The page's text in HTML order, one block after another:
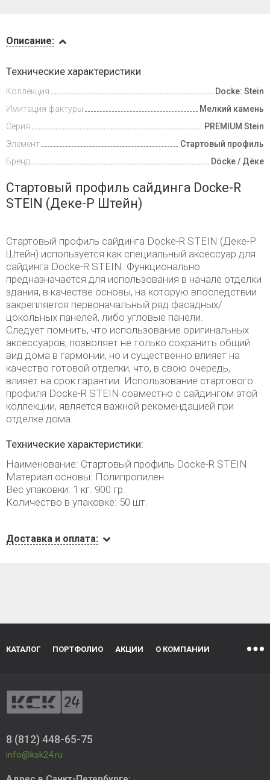
и оплата
Описание:
Технические характеристики
Коллекция
Docke: Stein
Имитация фактуры
Мелкий камень
Серия
PREMIUM Stein
Элемент
Стартовый профиль
Бренд
Döcke / Дёке
Стартовый профиль сайдинга Docke-R
STEIN (Деке-Р Штейн)
Стартовый профиль сайдинга Docke-R STEIN (Деке-Р
Штейн) используется как специальный аксессуар для
сайдинга Docke-R STEIN. Функционально
предназначается для использования в начале отделки
здания, в качестве основы, на которую впоследствии
закрепляется первоначальный ряд фасадных/
цокольных панелей, либо угловые панели.
Следует помнить, что использование оригинальных
аксессуаров, позволяет не только сохранить общий
вид дома в гармонии, но и существенно влияет на
качество готовой отделки, что, в свою очередь,
влияет на срок гарантии. Использование стартового
профиля Docke-R STEIN совместно с сайдингом этой
коллекции, является важной рекомендацией при
отделке дома.
Технические характеристики:
Наименование: Стартовый профиль Docke-R STEIN
Материал основы: Полипропилен
Вес упаковки: 1 кг. 900 гр.
Количество в упаковке: 50 шт.
Доставка и оплата:
КАТАЛОГ ПОРТФОЛИО АКЦИИ О КОМПАНИИ
8 (812) 448-65-75
info@ksk24.ru